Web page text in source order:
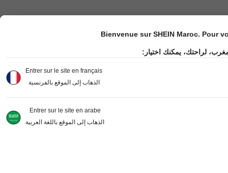
Bienvenue sur SHEIN Maroc. Pour
لراحتك، يمكنك اختيار:
Entrer sur le site en français
الذهاب إلى الموقع بالفرنسية
Entrer sur le site en arabe
الذهاب إلى الموقع باللغة العربية